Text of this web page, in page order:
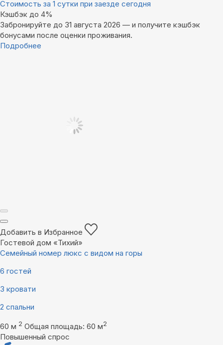
Стоимость за 1 сутки при заезде сегодня
Кэшбэк до 4%
Забронируйте до 31 августа 2026 — и получите кэшбэк
бонусами после оценки проживания.
Подробнее
Добавить в Избранное
Гостевой дом «Тихий»
Семейный номер люкс с видом на горы
6 гостей
3 кровати
2 спальни
60 м 2 Общая площадь: 60 м2
Повышенный спрос